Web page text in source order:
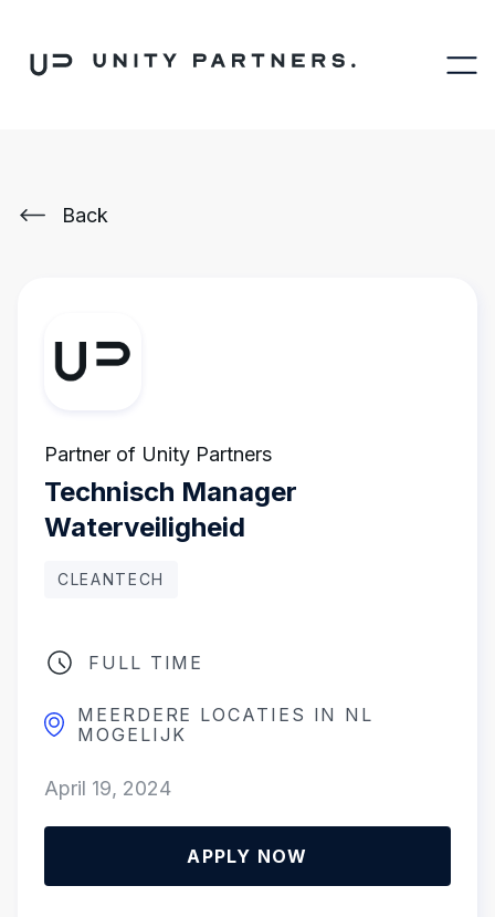
Back
Partner of Unity Partners
Technisch Manager
Waterveiligheid
CLEANTECH
FULL TIME
MEERDERE LOCATIES IN NL
MOGELIJK
April 19, 2024
APPLY NOW